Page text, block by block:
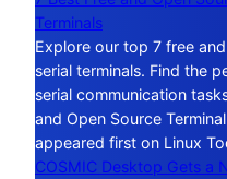
Terminals
Explore our top 7 free
serial terminals. Find the
serial communication
and Open Source
appeared first on Linux
COSMIC Desktop Gets a